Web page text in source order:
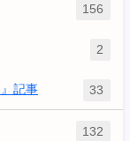
156
2
記事 33
132